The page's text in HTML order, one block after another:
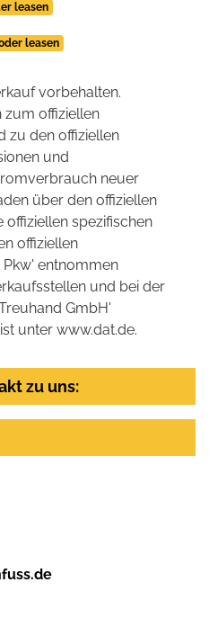
leasen
leasen
vorbehalten.
zum offiziellen
zu den offiziellen
und
neuer
über den offiziellen
spezifischen
offiziellen
entnommen
und bei der
GmbH'
unter www.dat.de.
zu uns: